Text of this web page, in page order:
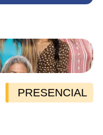
PRESENCIAL